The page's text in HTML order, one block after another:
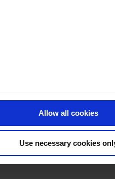
Allow all cookies
Use necessary cookies